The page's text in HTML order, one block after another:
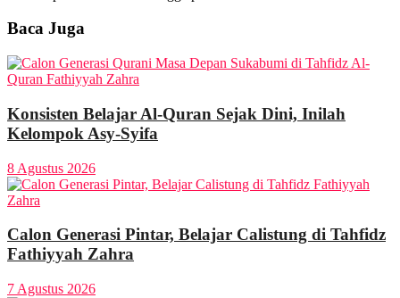
Baca Juga
Konsisten Belajar Al-Quran Sejak Dini, Inilah
Kelompok Asy-Syifa
8 Agustus 2026
Calon Generasi Pintar, Belajar Calistung di Tahfidz
Fathiyyah Zahra
7 Agustus 2026